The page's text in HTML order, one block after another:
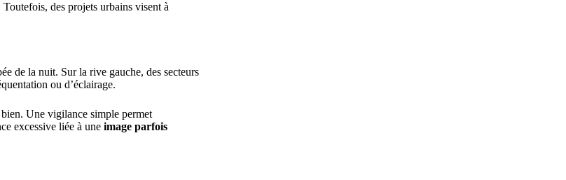
des projets urbains visent à
de la nuit. Sur la rive gauche, des secteurs
ou d’éclairage.
Une vigilance simple permet
excessive liée à une image parfois